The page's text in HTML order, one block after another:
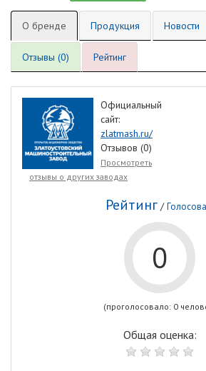
О бренде Продукция Новости
Отзывы (0) Рейтинг
Официальный
сайт:
zlatmash.ru/
Отзывов (0)
Просмотреть
отзывы о других заводах
Рейтинг/
0
(проголосовало: 0
Общая оценка: